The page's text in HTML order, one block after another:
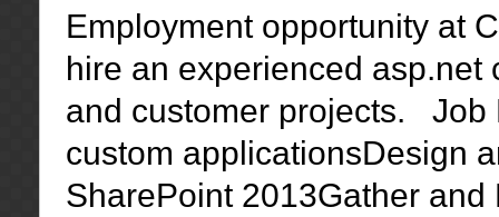
Employment opportunity at
hire an experienced
and customer projects. Job
custom applicationsDesign
SharePoint 2013Gather and